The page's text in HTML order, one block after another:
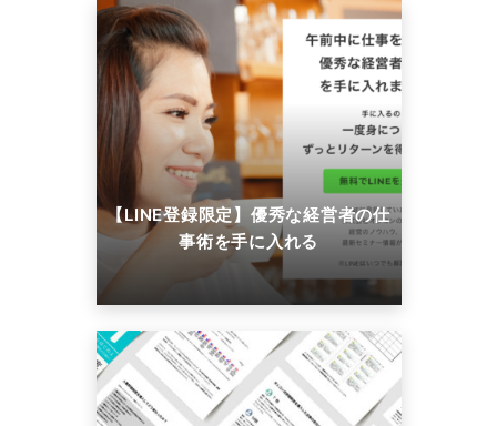
【LINE登録限定】優秀な経営者の仕
事術を手に入れる